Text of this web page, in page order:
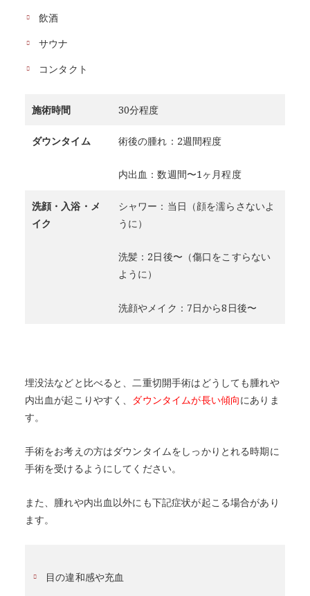
飲酒
サウナ
コンタクト
施術時間 30分程度
ダウンタイム 術後の腫れ：2週間程度
内出血：数週間〜1ヶ月程度
洗顔・入浴・メ
イク
シャワー：当日（顔を濡らさないよ
うに）
洗髪：2日後〜（傷口をこすらない
ように）
洗顔やメイク：7日から8日後〜
埋没法などと比べると、二重切開手術はどうしても腫れや
内出血が起こりやすく、 ダウンタイムが長い傾向にありま
す。
手術をお考えの方はダウンタイムをしっかりとれる時期に
手術を受けるようにしてください。
また、腫れや内出血以外にも下記症状が起こる場合があり
ます。
目の違和感や充血